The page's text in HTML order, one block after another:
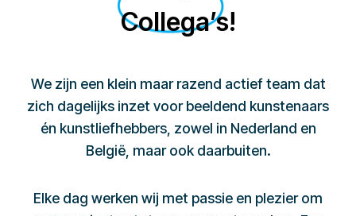
Collega’s!
We zijn een klein maar razend actief team dat
zich dagelijks inzet voor beeldend kunstenaars
én kunstliefhebbers, zowel in Nederland en
België, maar ook daarbuiten.
Elke dag werken wij met passie en plezier om